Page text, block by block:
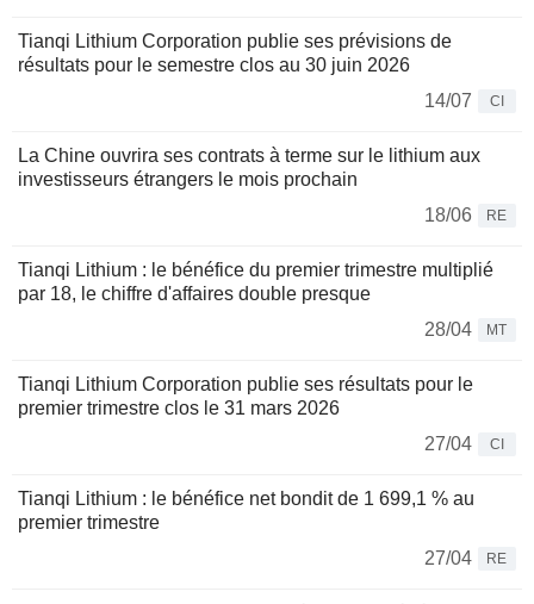
Tianqi Lithium Corporation publie ses prévisions de
résultats pour le semestre clos au 30 juin 2026
14/07
CI
La Chine ouvrira ses contrats à terme sur le lithium aux
investisseurs étrangers le mois prochain
18/06
RE
Tianqi Lithium : le bénéfice du premier trimestre multiplié
par 18, le chiffre d'affaires double presque
28/04
MT
Tianqi Lithium Corporation publie ses résultats pour le
premier trimestre clos le 31 mars 2026
27/04
CI
Tianqi Lithium : le bénéfice net bondit de 1 699,1 % au
premier trimestre
27/04
RE